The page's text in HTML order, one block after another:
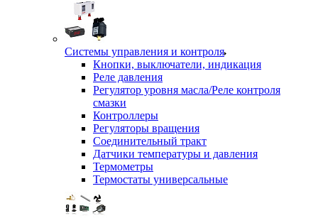
Системы управления и контроля
Кнопки, выключатели, индикация
Реле давления
Регулятор уровня масла/Реле контроля
смазки
Контроллеры
Регуляторы вращения
Соединительный тракт
Датчики температуры и давления
Термометры
Термостаты универсальные